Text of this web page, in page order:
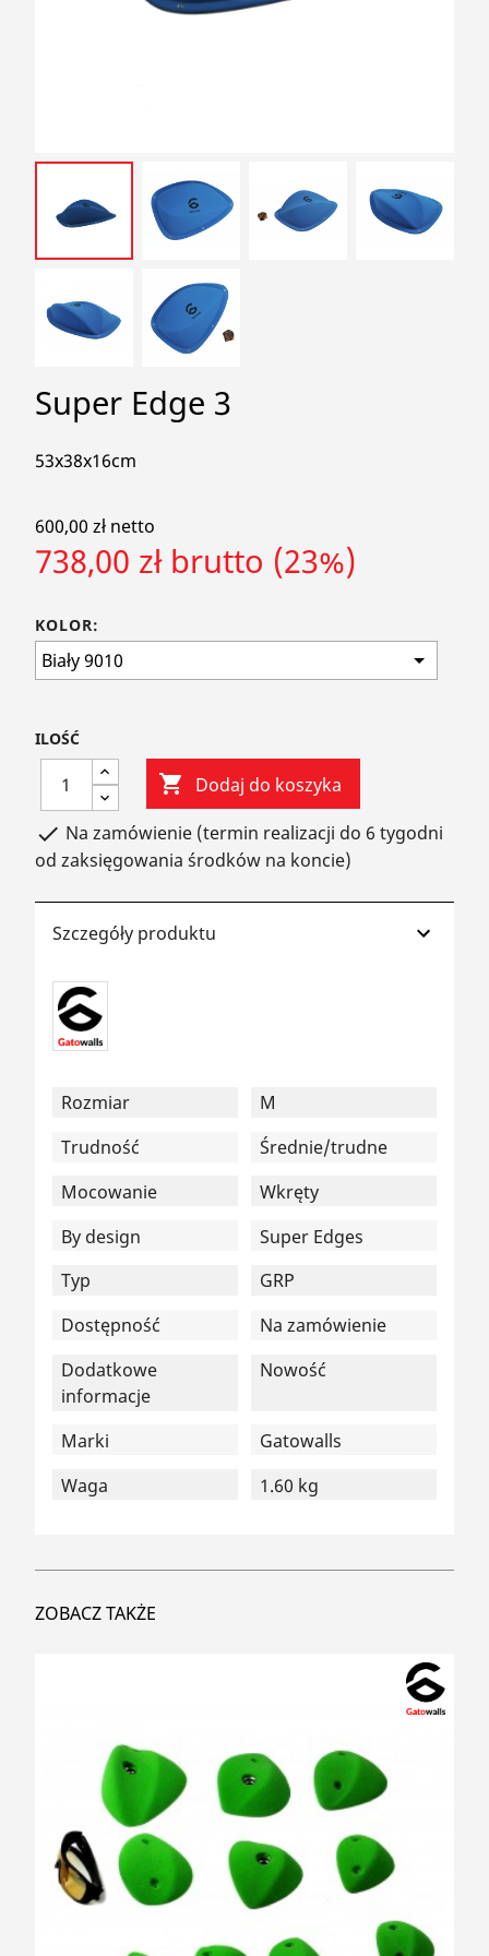
search
Super Edge 3
53x38x16cm
600,00 zł netto
738,00 zł brutto (23%)
KOLOR:
ILOŚĆ
 Dodaj do koszyka
 Na zamówienie (termin realizacji do 6 tygodni
od zaksięgowania środków na koncie)
Szczegóły produktu
Rozmiar
M
Trudność
Średnie/trudne
Mocowanie
Wkręty
By design
Super Edges
Typ
GRP
Dostępność
Na zamówienie
Dodatkowe
informacje
Nowość
Marki
Gatowalls
Waga
1.60 kg
ZOBACZ TAKŻE